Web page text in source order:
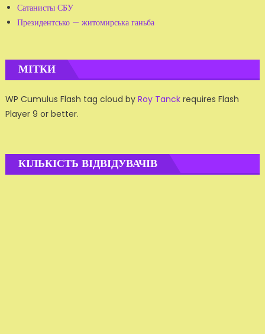
Сатанисты СБУ
Президентсько — житомирська ганьба
МІТКИ
WP Cumulus Flash tag cloud by Roy Tanckrequires Flash
Player 9 or better.
КІЛЬКІСТЬ ВІДВІДУВАЧІВ